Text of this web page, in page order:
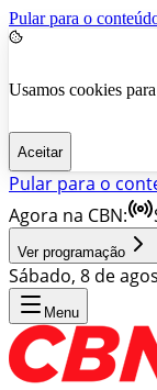
Pular para o
Usamos cookies
Aceitar
Pular para o
Agora na CBN:
Ver programação
Sábado, 8 de
Menu